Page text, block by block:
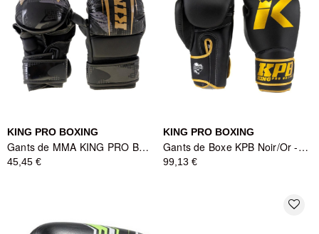
KING PRO BOXING
Gants de MMA KING PRO BOXING Shogun Noir/Or - 6oz
45,45 €
KING PRO BOXING
Gants de Boxe KPB Noir/Or - King Pro Boxing
99,13 €
favorite_border